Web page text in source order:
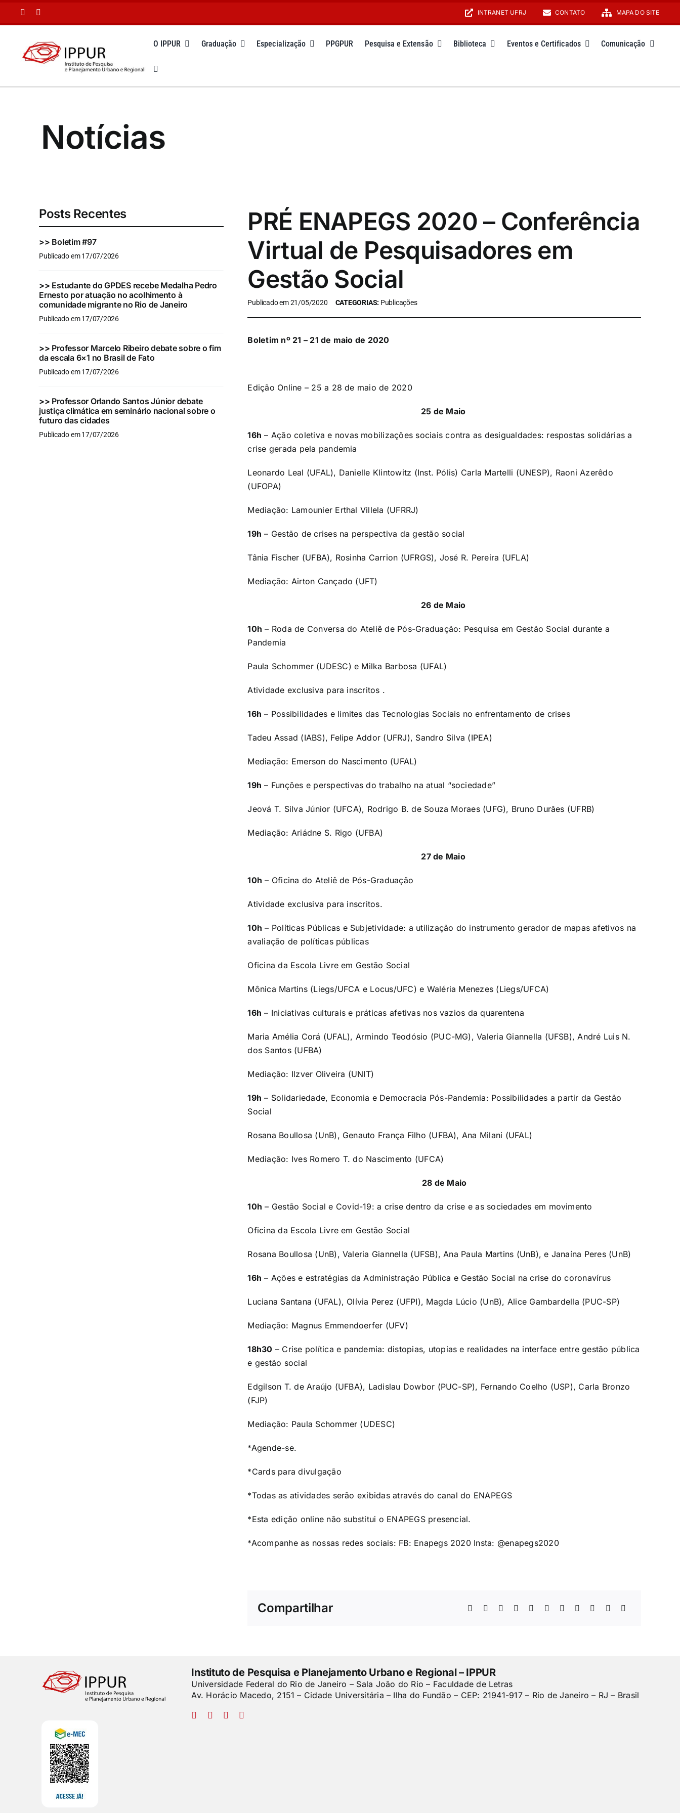
conteúdo
INTRANET UFRJ CONTATO MAPA DO SITE
O IPPUR Graduação Especialização PPGPUR Pesquisa e Extensão Biblioteca Eventos e Certificados Comunicação
Notícias
Posts Recentes
>> Boletim #97
Publicado em 17/07/2026
>> Estudante do GPDES recebe Medalha Pedro
Ernesto por atuação no acolhimento à
comunidade migrante no Rio de Janeiro
Publicado em 17/07/2026
>> Professor Marcelo Ribeiro debate sobre o fim
da escala 6×1 no Brasil de Fato
Publicado em 17/07/2026
>> Professor Orlando Santos Júnior debate
justiça climática em seminário nacional sobre o
futuro das cidades
Publicado em 17/07/2026
PRÉ ENAPEGS 2020 – Conferência
Virtual de Pesquisadores em
Gestão Social
Publicado em 21/05/2020 CATEGORIAS: Publicações
Boletim nº 21 – 21 de maio de 2020
Edição Online – 25 a 28 de maio de 2020
25 de Maio
16h – Ação coletiva e novas mobilizações sociais contra as desigualdades: respostas solidárias a
crise gerada pela pandemia
Leonardo Leal (UFAL), Danielle Klintowitz (Inst. Pólis) Carla Martelli (UNESP), Raoni Azerêdo
(UFOPA)
Mediação: Lamounier Erthal Villela (UFRRJ)
19h – Gestão de crises na perspectiva da gestão social
Tânia Fischer (UFBA), Rosinha Carrion (UFRGS), José R. Pereira (UFLA)
Mediação: Airton Cançado (UFT)
26 de Maio
10h – Roda de Conversa do Ateliê de Pós-Graduação: Pesquisa em Gestão Social durante a
Pandemia
Paula Schommer (UDESC) e Milka Barbosa (UFAL)
Atividade exclusiva para inscritos .
16h – Possibilidades e limites das Tecnologias Sociais no enfrentamento de crises
Tadeu Assad (IABS), Felipe Addor (UFRJ), Sandro Silva (IPEA)
Mediação: Emerson do Nascimento (UFAL)
19h – Funções e perspectivas do trabalho na atual “sociedade”
Jeová T. Silva Júnior (UFCA), Rodrigo B. de Souza Moraes (UFG), Bruno Durães (UFRB)
Mediação: Ariádne S. Rigo (UFBA)
27 de Maio
10h – Oficina do Ateliê de Pós-Graduação
Atividade exclusiva para inscritos.
10h – Políticas Públicas e Subjetividade: a utilização do instrumento gerador de mapas afetivos na
avaliação de políticas públicas
Oficina da Escola Livre em Gestão Social
Mônica Martins (Liegs/UFCA e Locus/UFC) e Waléria Menezes (Liegs/UFCA)
16h – Iniciativas culturais e práticas afetivas nos vazios da quarentena
Maria Amélia Corá (UFAL), Armindo Teodósio (PUC-MG), Valeria Giannella (UFSB), André Luis N.
dos Santos (UFBA)
Mediação: Ilzver Oliveira (UNIT)
19h – Solidariedade, Economia e Democracia Pós-Pandemia: Possibilidades a partir da Gestão
Social
Rosana Boullosa (UnB), Genauto França Filho (UFBA), Ana Milani (UFAL)
Mediação: Ives Romero T. do Nascimento (UFCA)
28 de Maio
10h – Gestão Social e Covid-19: a crise dentro da crise e as sociedades em movimento
Oficina da Escola Livre em Gestão Social
Rosana Boullosa (UnB), Valeria Giannella (UFSB), Ana Paula Martins (UnB), e Janaína Peres (UnB)
16h – Ações e estratégias da Administração Pública e Gestão Social na crise do coronavírus
Luciana Santana (UFAL), Olívia Perez (UFPI), Magda Lúcio (UnB), Alice Gambardella (PUC-SP)
Mediação: Magnus Emmendoerfer (UFV)
18h30 – Crise política e pandemia: distopias, utopias e realidades na interface entre gestão pública
e gestão social
Edgilson T. de Araújo (UFBA), Ladislau Dowbor (PUC-SP), Fernando Coelho (USP), Carla Bronzo
(FJP)
Mediação: Paula Schommer (UDESC)
*Agende-se.
*Cards para divulgação
*Todas as atividades serão exibidas através do canal do ENAPEGS
*Esta edição online não substitui o ENAPEGS presencial.
*Acompanhe as nossas redes sociais: FB: Enapegs 2020 Insta: @enapegs2020
Compartilhar
Instituto de Pesquisa e Planejamento Urbano e Regional – IPPUR
Universidade Federal do Rio de Janeiro – Sala João do Rio – Faculdade de Letras
Av. Horácio Macedo, 2151 – Cidade Universitária – Ilha do Fundão – CEP: 21941-917 – Rio de Janeiro – RJ – Brasil